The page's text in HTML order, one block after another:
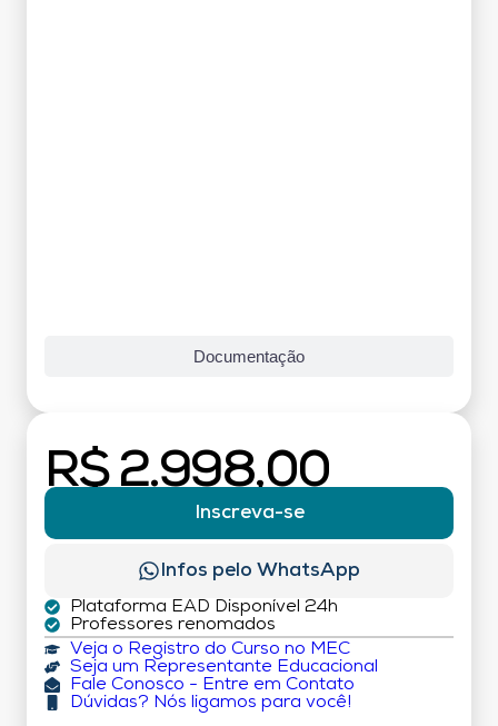
Documentação
R$ 2.998,00
Inscreva-se
Infos pelo WhatsApp
Plataforma EAD Disponível 24h
Professores renomados
Veja o Registro do Curso no MEC
Seja um Representante Educacional
Fale Conosco - Entre em Contato
Dúvidas? Nós ligamos para você!